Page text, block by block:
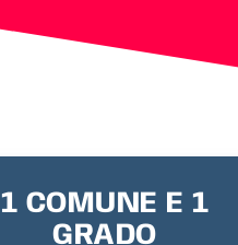
1 COMUNE E 1
GRADO